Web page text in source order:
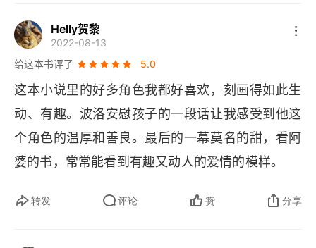
Helly贺黎
2022-08-13
给这本书评了
5.0
这本小说里的好多角色我都好喜欢，刻画得如此生
动、有趣。波洛安慰孩子的一段话让我感受到他这
个角色的温厚和善良。最后的一幕莫名的甜，看阿
婆的书，常常能看到有趣又动人的爱情的模样。
转发 评论 赞 分享